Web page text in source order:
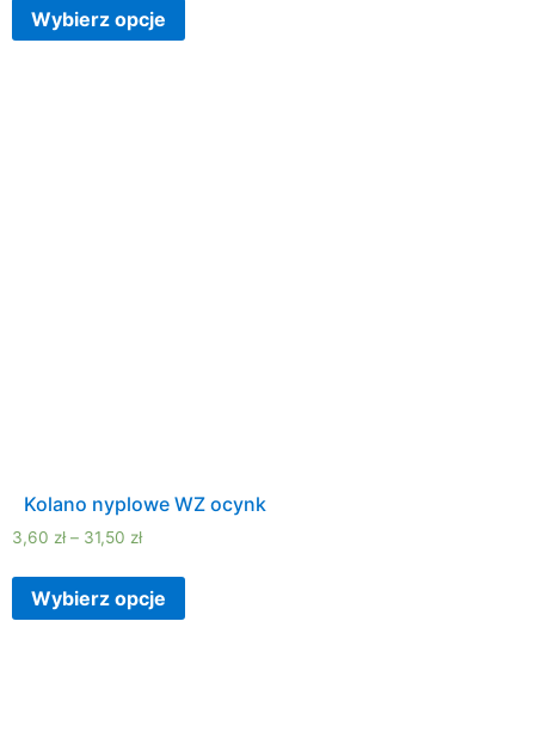
Wybierz opcje
Kolano nyplowe WZ ocynk
3,60 zł – 31,50 zł
Wybierz opcje